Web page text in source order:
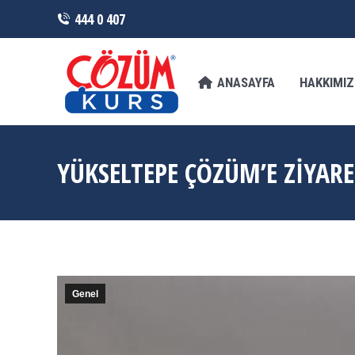
444 0 407
ANASAYFA
YÜKSELTEPE ÇÖZÜM’E
Genel
ANASAYFA